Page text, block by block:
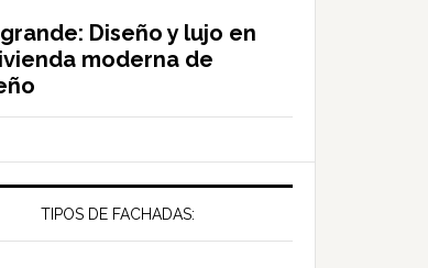
Diseño y lujo en
moderna de
TIPOS DE FACHADAS: